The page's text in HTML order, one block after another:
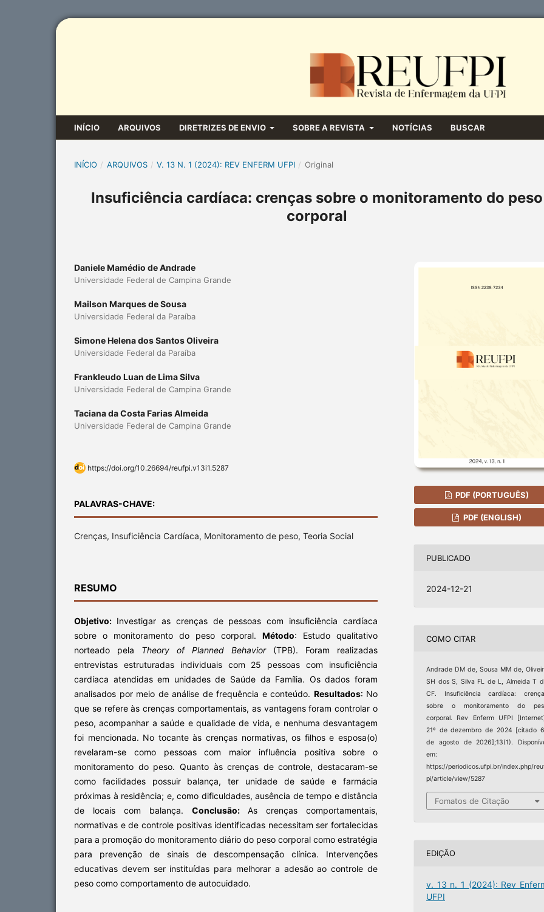
INÍCIO ARQUIVOS DIRETRIZES DE ENVIO SOBRE A REVISTA NOTÍCIAS BUSCAR
INÍCIO / ARQUIVOS / V. 13 N. 1 (2024): REV ENFERM UFPI / Original
Insuficiência cardíaca: crenças sobre o monitoramento do peso
corporal
Daniele Mamédio de Andrade
Universidade Federal de Campina Grande
Mailson Marques de Sousa
Universidade Federal da Paraíba
Simone Helena dos Santos Oliveira
Universidade Federal da Paraíba
Frankleudo Luan de Lima Silva
Universidade Federal de Campina Grande
Taciana da Costa Farias Almeida
Universidade Federal de Campina Grande
https://doi.org/10.26694/reufpi.v13i1.5287
PALAVRAS-CHAVE:
Crenças, Insuficiência Cardíaca, Monitoramento de peso, Teoria Social
RESUMO
Objetivo: Investigar as crenças de pessoas com insuficiência cardíaca
sobre o monitoramento do peso corporal. Método: Estudo qualitativo
norteado pela Theory of Planned Behavior (TPB). Foram realizadas
entrevistas estruturadas individuais com 25 pessoas com insuficiência
cardíaca atendidas em unidades de Saúde da Família. Os dados foram
analisados por meio de análise de frequência e conteúdo. Resultados: No
que se refere às crenças comportamentais, as vantagens foram controlar o
peso, acompanhar a saúde e qualidade de vida, e nenhuma desvantagem
foi mencionada. No tocante às crenças normativas, os filhos e esposa(o)
revelaram-se como pessoas com maior influência positiva sobre o
monitoramento do peso. Quanto às crenças de controle, destacaram-se
como facilidades possuir balança, ter unidade de saúde e farmácia
próximas à residência; e, como dificuldades, ausência de tempo e distância
de locais com balança. Conclusão: As crenças comportamentais,
normativas e de controle positivas identificadas necessitam ser fortalecidas
para a promoção do monitoramento diário do peso corporal como estratégia
para prevenção de sinais de descompensação clínica. Intervenções
educativas devem ser instituídas para melhorar a adesão ao controle de
peso como comportamento de autocuidado.
PDF (PORTUGUÊS)
PDF (ENGLISH)
PUBLICADO
2024-12-21
COMO CITAR
Andrade DM de, Sousa MM de,
SH dos S, Silva FL de L, Almeida T
CF. Insuficiência cardíaca:
sobre o monitoramento do
corporal. Rev Enferm UFPI
21º de dezembro de 2024 [citado
de agosto de 2026];13(1).
em:
https://periodicos.ufpi.br/index.php/
pi/article/view/5287
Fomatos de Citação
EDIÇÃO
v. 13 n. 1 (2024): Rev
UFPI